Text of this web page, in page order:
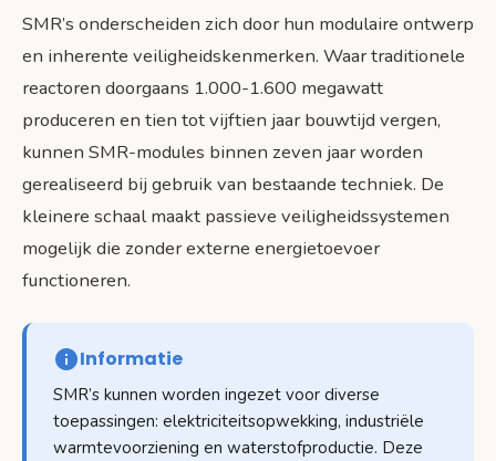
SMR’s onderscheiden zich door hun modulaire ontwerp
en inherente veiligheidskenmerken. Waar traditionele
reactoren doorgaans 1.000-1.600 megawatt
produceren en tien tot vijftien jaar bouwtijd vergen,
kunnen SMR-modules binnen zeven jaar worden
gerealiseerd bij gebruik van bestaande techniek. De
kleinere schaal maakt passieve veiligheidssystemen
mogelijk die zonder externe energietoevoer
functioneren.
Informatie
SMR’s kunnen worden ingezet voor diverse
toepassingen: elektriciteitsopwekking, industriële
warmtevoorziening en waterstofproductie. Deze